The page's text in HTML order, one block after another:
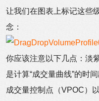
让我们在图表上标记这些
念：
你应该注意以下几点：淡
是计算“成交量曲线”的时间
成交量控制点（VPOC）